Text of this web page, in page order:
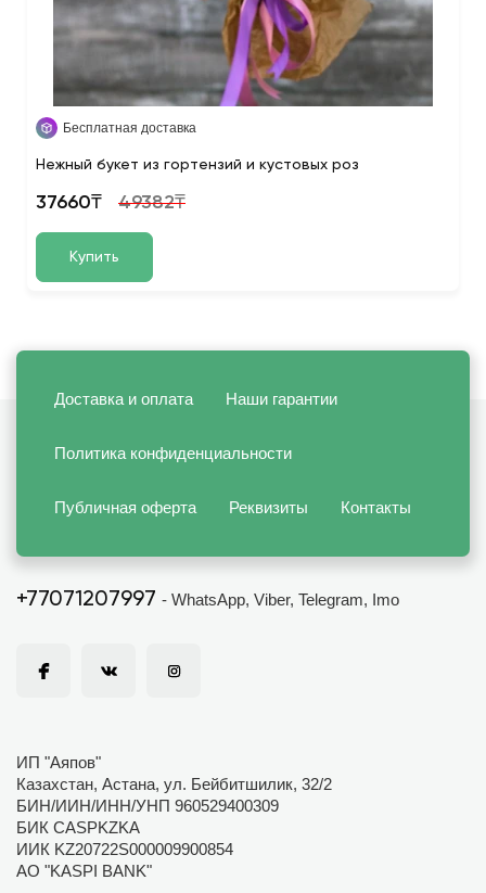
Бесплатная доставка
Нежный букет из гортензий и кустовых роз
37660₸ 49382₸
Купить
Доставка и оплата Наши гарантии
Политика конфиденциальности
Публичная оферта Реквизиты Контакты
+77071207997 - WhatsApp, Viber, Telegram, Imo
ИП "Аяпов"
Казахстан, Астана, ул. Бейбитшилик, 32/2
БИН/ИИН/ИНН/УНП 960529400309
БИК CASPKZKA
ИИК KZ20722S000009900854
АО "KASPI BANK"